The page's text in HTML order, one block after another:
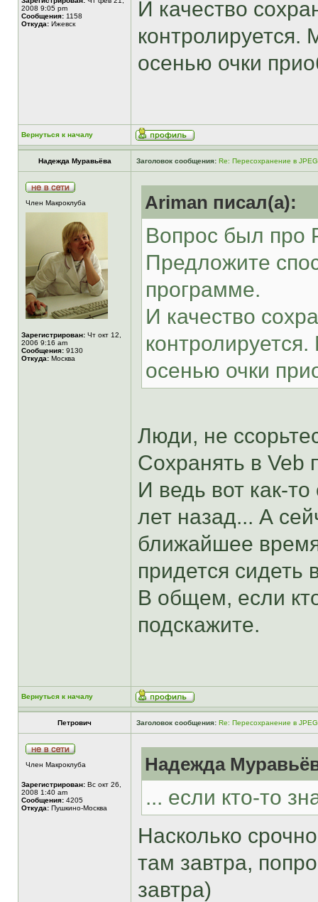
2008 9:05 pm
Сообщения: 1158
Откуда: Ижевск
И качество
контролируется.
осенью очки
Вернуться к началу
Надежда Муравьёва Заголовок сообщения: Re: Пересохранение в JPEG
Член Макроклуба
Зарегистрирован: Чт окт 12,
2006 9:16 am
Сообщения: 9130
Откуда: Москва
Ariman писал(а):
Вопрос был про
Предложите
программе.
И качество
осенью очки
Люди, не
Сохранять в
И ведь вот как-
лет назад... А
ближайшее
придется сидеть
В общем, если
подскажите.
Вернуться к началу
Петрович Заголовок сообщения: Re: Пересохранение в JPEG
Член Макроклуба
Зарегистрирован: Вс окт 26,
2008 1:40 am
Сообщения: 4205
Откуда: Пушкино-Москва
Надежда
... если кто-то
Насколько
там завтра,
завтра)